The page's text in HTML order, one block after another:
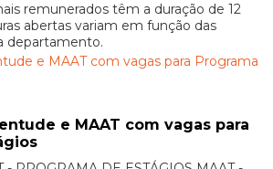
remunerados têm a duração de 12
abertas variam em função das
departamento.
e MAAT com vagas para